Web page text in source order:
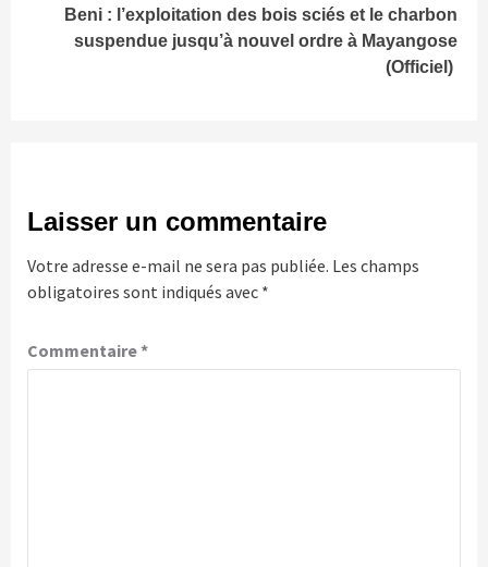
Beni : l’exploitation des bois sciés et le charbon
suspendue jusqu’à nouvel ordre à Mayangose
(Officiel)
Laisser un commentaire
Votre adresse e-mail ne sera pas publiée. Les champs
obligatoires sont indiqués avec *
Commentaire*